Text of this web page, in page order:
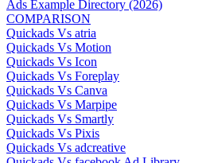
Ads Example Directory (2026)
COMPARISON
Quickads Vs atria
Quickads Vs Motion
Quickads Vs Icon
Quickads Vs Foreplay
Quickads Vs Canva
Quickads Vs Marpipe
Quickads Vs Smartly
Quickads Vs Pixis
Quickads Vs adcreative